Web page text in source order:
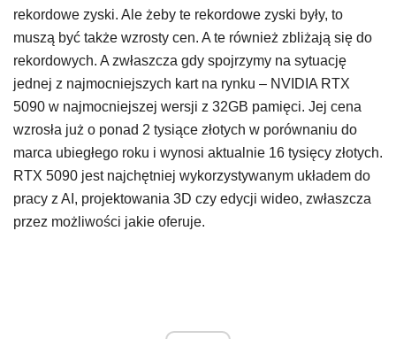
rekordowe zyski. Ale żeby te rekordowe zyski były, to
muszą być także wzrosty cen. A te również zbliżają się do
rekordowych. A zwłaszcza gdy spojrzymy na sytuację
jednej z najmocniejszych kart na rynku – NVIDIA RTX
5090 w najmocniejszej wersji z 32GB pamięci. Jej cena
wzrosła już o ponad 2 tysiące złotych w porównaniu do
marca ubiegłego roku i wynosi aktualnie 16 tysięcy złotych.
RTX 5090 jest najchętniej wykorzystywanym układem do
pracy z AI, projektowania 3D czy edycji wideo, zwłaszcza
przez możliwości jakie oferuje.